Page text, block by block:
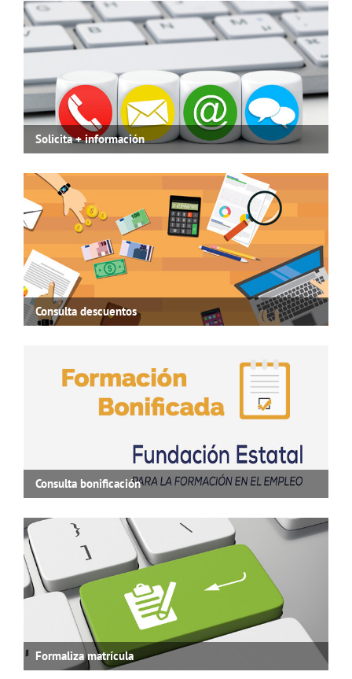
Solicita + información
Consulta descuentos
Consulta bonificación
Formaliza matrícula